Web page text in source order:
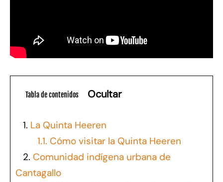
Tabla de contenidos Ocultar
1. La Quinta Heeren
1.1. Cómo visitar la Quinta Heeren
2. Comunidad indígena urbana de
Cantagallo